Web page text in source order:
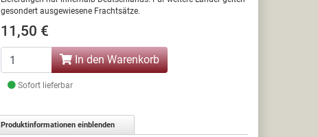
gesondert ausgewiesene Frachtsätze.
11,50 €
In den Warenkorb
Sofort lieferbar
Produktinformationen einblenden